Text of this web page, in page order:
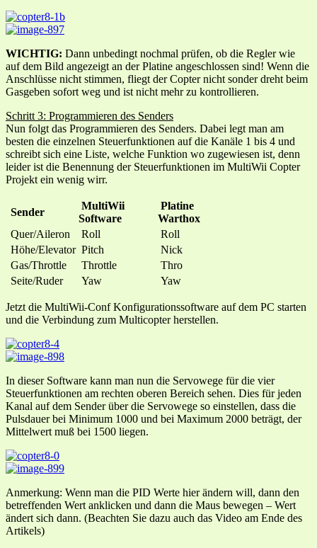
WICHTIG: Dann unbedingt nochmal prüfen, ob die Regler wie
auf dem Bild angezeigt an der Platine angeschlossen sind! Wenn die
Anschlüsse nicht stimmen, fliegt der Copter nicht sonder dreht beim
Gasgeben sofort weg und ist nicht mehr zu kontrollieren.
Schritt 3: Programmieren des Senders
Nun folgt das Programmieren des Senders. Dabei legt man am
besten die einzelnen Steuerfunktionen auf die Kanäle 1 bis 4 und
schreibt sich eine Liste, welche Funktion wo zugewiesen ist, denn
leider ist die Benennung der Steuerfunktionen im MultiWii Copter
Projekt ein wenig wirr.
Sender
MultiWii
Software
Platine
Warthox
Quer/Aileron
Roll
Roll
Höhe/Elevator Pitch
Nick
Gas/Throttle
Throttle
Thro
Seite/Ruder
Yaw Yaw
Jetzt die MultiWii-Conf Konfigurationssoftware auf dem PC starten
und die Verbindung zum Multicopter herstellen.
In dieser Software kann man nun die Servowege für die vier
Steuerfunktionen am rechten oberen Bereich sehen. Dies für jeden
Kanal auf dem Sender über die Servowege so einstellen, dass die
Pulsdauer bei Minimum 1000 und bei Maximum 2000 beträgt, der
Mittelwert muß bei 1500 liegen.
Anmerkung: Wenn man die PID Werte hier ändern will, dann den
betreffenden Wert anklicken und dann die Maus bewegen – Wert
ändert sich dann. (Beachten Sie dazu auch das Video am Ende des
Artikels)